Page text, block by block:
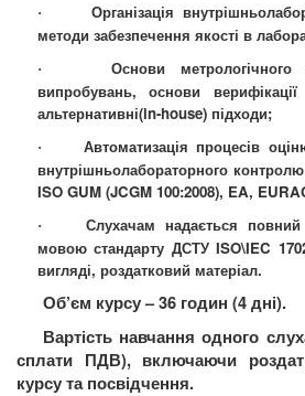
·
Організація
методи забезпечення якості в
·
Основи метрологічного
випробувань, основи
альтернативні(in-house) підходи;
·
Автоматизація процесів
внутрішньолабораторного контролю
ISO GUM (JCGM100:2008), EA,
·
Слухачам надається
мовою стандарту ДСТУ ISO\IEC
вигляді, роздатковий матеріал.
Об’єм курсу – 36 годин (4 дні).
Вартість навчання одного
сплати ПДВ), включаючи
курсу та посвідчення.